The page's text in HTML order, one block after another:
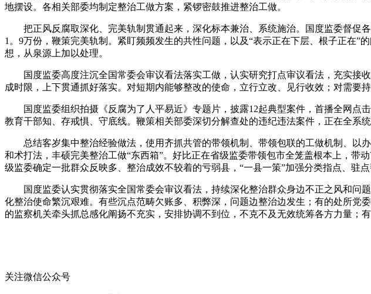
地摆设。各相关部委均制定整治工做方案，紧锣密鼓推进整治工做。
把正风反腐取深化、完美轨制贯通起来，深化标本兼治、系统施治。国度监委督促
1。9万份，鞭策完美轨制。紧盯频频发生的共性问题，以及“表示正在下层、根子正在
想，从泉源上加以处理。
国度监委高度注沉全国常委会审议看法落实工做，认实研究打点审议看法，充实接
成时限，上下贯通抓好落实。对短期内能够整改的使命，立行立改、见行收效；对需要
国度监委组织拍摄《反腐为了人平易近》专题片，披露12起典型案件，首播全网点击
教育干部知、存戒惧、守底线。鞭策相关部委深切分解查处的违纪违法案件，正在全系
总结客岁集中整治经验做法，使用齐抓共管的带领机制、带领包联的工做机制、以
和术打法，丰硕完美整治工做“东西箱”。好比正在省级监委带领包市全笼盖根本上，带
级监委确定一批群众反映多、整治成效不较着的亏弱县，“一县一策”加强分类指点、驻
国度监委认实贯彻落实全国常委会审议看法，持续深化整治群众身边不正之风和问
化整治使命繁沉艰难。有些沉点范畴欠账多、积弊深，问题边整治边发生；有的处所
的监察机关牵头抓总感化阐扬不充实，安排协调不到位，不克不及无效统筹各方力量；
关注微信公众号